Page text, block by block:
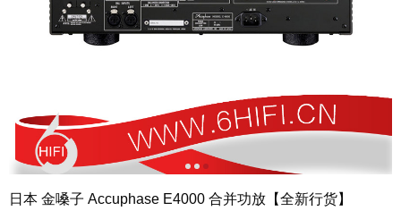
123
日本 金嗓子 Accuphase E4000 合并功放【全新行货】